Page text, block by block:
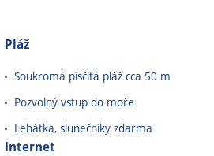
Pláž
Soukromá písčitá pláž cca 50 m
Pozvolný vstup do moře
Lehátka, slunečníky zdarma
Internet